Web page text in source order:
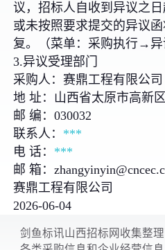
议，招标人自收到异议之
或未按照要求提交的异议
复。（菜单：采购执行→异
3.异议受理部门
采购人：赛鼎工程有限公司
地 址：山西省太原市高新
邮 编：030032
联系人： ***
电 话： ***
邮 箱：
赛鼎工程有限公司
2026-06-04
剑鱼标讯山西招标网收集整